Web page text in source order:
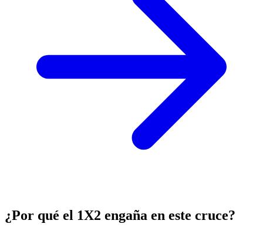
¿Por qué el 1X2 engaña en este cruce?